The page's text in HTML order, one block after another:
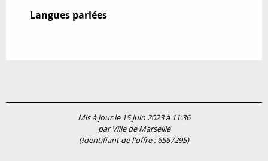
Langues parlées
Langues parlées
Mis à jour le 15 juin 2023 à 11:36
par Ville de Marseille
(Identifiant de l'offre :6567295)